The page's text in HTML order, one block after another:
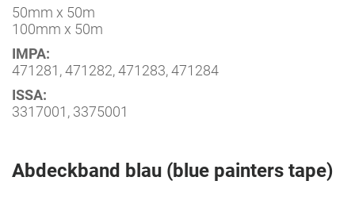
50mm x 50m
100mm x 50m
IMPA:
471281, 471282, 471283, 471284
ISSA:
3317001, 3375001
Abdeckband blau (blue painters tape)